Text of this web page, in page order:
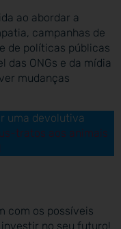
ao abordar a
campanhas de
de políticas públicas
das ONGs e da mídia
mudanças
uma devolutiva
tratos aos animais
com os possíveis
investir no seu futuro!